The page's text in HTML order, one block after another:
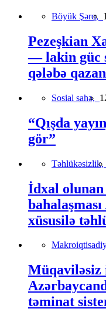
Böyük Şərq,
Pezeşkian
— lakin güc
qələbə
Sosial sahə,
“Qışda
gör”
Təhlükəsizlik,
İdxal olunan
xüsusilə
Müqaviləsiz
təminat